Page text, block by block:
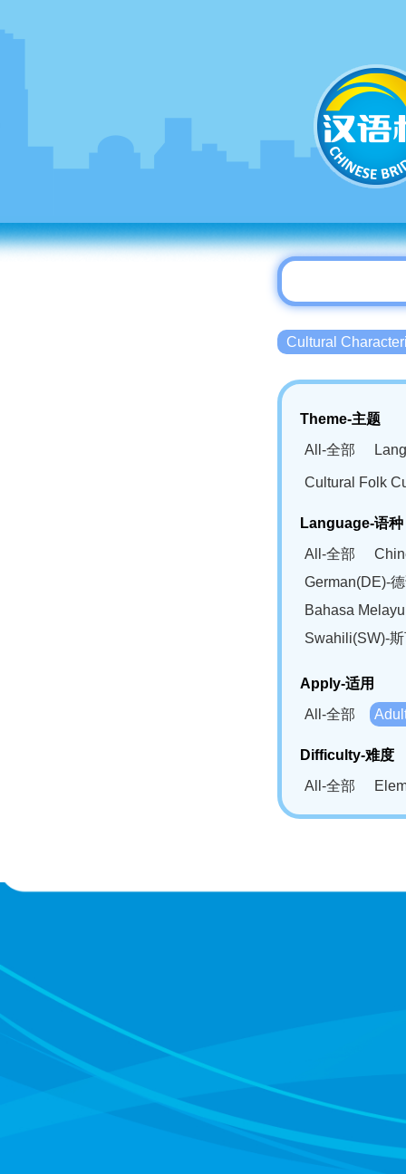
Cultural
Theme-主题
All-全部
Cultural Folk
Language-语种
All-全部
German(DE)-
Bahasa
Swahili(SW)-
Apply-适用
All-全部
Difficulty-难度
All-全部